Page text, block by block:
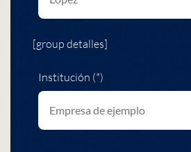
[group detalles]
Institución (*)